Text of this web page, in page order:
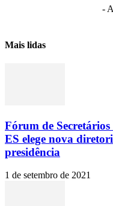
-
Mais lidas
Fórum de
ES elege nova
presidência
1 de setembro de 2021